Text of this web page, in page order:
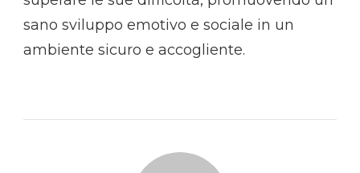
sano sviluppo emotivo e sociale in un
ambiente sicuro e accogliente.